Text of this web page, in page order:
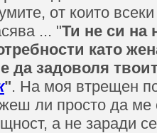
от които
... "Ти не си на
като
да задоволя
". На моя втрещен
ли просто да
а не заради